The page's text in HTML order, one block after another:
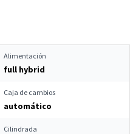
Alimentación
full hybrid
Caja de cambios
automático
Cilindrada